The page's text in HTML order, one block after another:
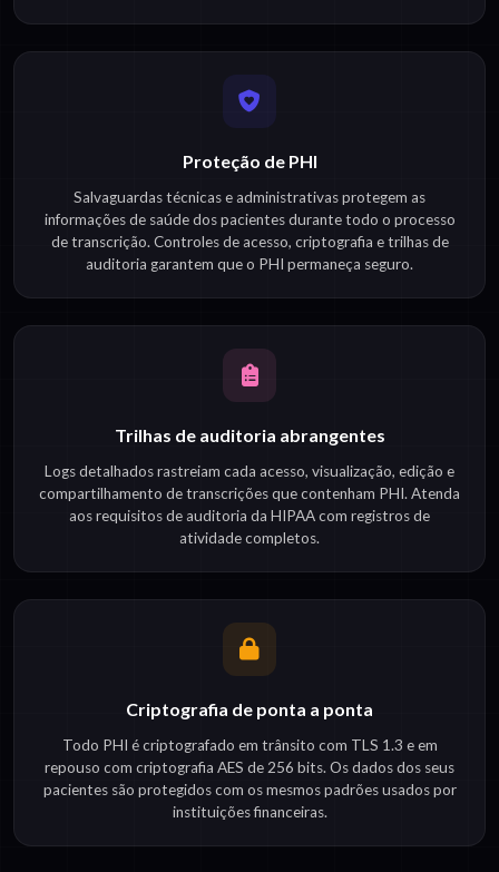
Proteção de PHI
Salvaguardas técnicas e administrativas protegem as
informações de saúde dos pacientes durante todo o processo
de transcrição. Controles de acesso, criptografia e trilhas de
auditoria garantem que o PHI permaneça seguro.
Trilhas de auditoria abrangentes
Logs detalhados rastreiam cada acesso, visualização, edição e
compartilhamento de transcrições que contenham PHI. Atenda
aos requisitos de auditoria da HIPAA com registros de
atividade completos.
Criptografia de ponta a ponta
Todo PHI é criptografado em trânsito com TLS 1.3 e em
repouso com criptografia AES de 256 bits. Os dados dos seus
pacientes são protegidos com os mesmos padrões usados por
instituições financeiras.